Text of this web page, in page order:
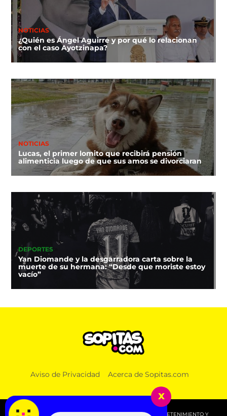
NOTICIAS
¿Quién es Ángel Aguirre y por qué lo relacionan
con el caso Ayotzinapa?
NOTICIAS
Lucas, el primer lomito que recibirá pensión
alimenticia luego de que sus amos se divorciaran
DEPORTES
Yan Diomande y la desgarradora carta sobre la
muerte de su hermana: “Desde que moriste estoy
vacío”
Aviso de Privacidad Acerca de Sopitas.com
© 2026 SOPITAS.COM - MÚSICA, NOTICIAS, DEPORTES, ENTRETENIMIENTO Y
x